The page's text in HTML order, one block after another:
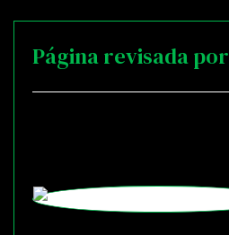
Página revisada por